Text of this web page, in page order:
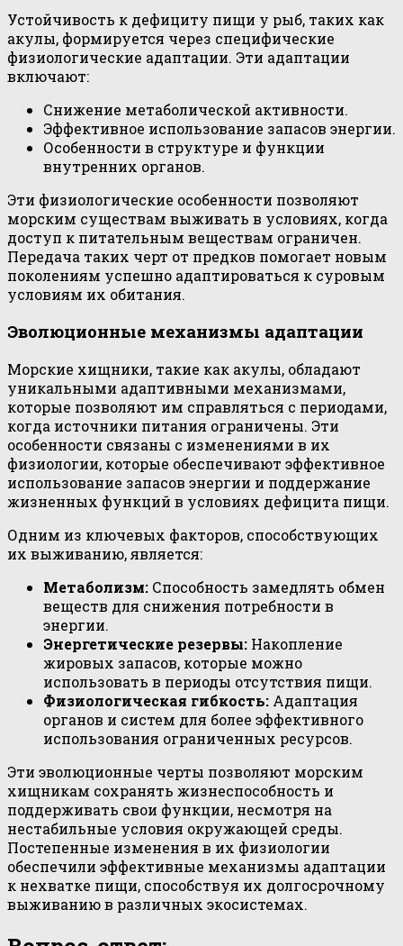
Устойчивость к дефициту пищи у рыб, таких как
акулы, формируется через специфические
физиологические адаптации. Эти адаптации
включают:
Снижение метаболической активности.
Эффективное использование запасов энергии.
Особенности в структуре и функции
внутренних органов.
Эти физиологические особенности позволяют
морским существам выживать в условиях, когда
доступ к питательным веществам ограничен.
Передача таких черт от предков помогает новым
поколениям успешно адаптироваться к суровым
условиям их обитания.
Эволюционные механизмы адаптации
Морские хищники, такие как акулы, обладают
уникальными адаптивными механизмами,
которые позволяют им справляться с периодами,
когда источники питания ограничены. Эти
особенности связаны с изменениями в их
физиологии, которые обеспечивают эффективное
использование запасов энергии и поддержание
жизненных функций в условиях дефицита пищи.
Одним из ключевых факторов, способствующих
их выживанию, является:
Метаболизм: Способность замедлять обмен
веществ для снижения потребности в
энергии.
Энергетические резервы: Накопление
жировых запасов, которые можно
использовать в периоды отсутствия пищи.
Физиологическая гибкость: Адаптация
органов и систем для более эффективного
использования ограниченных ресурсов.
Эти эволюционные черты позволяют морским
хищникам сохранять жизнеспособность и
поддерживать свои функции, несмотря на
нестабильные условия окружающей среды.
Постепенные изменения в их физиологии
обеспечили эффективные механизмы адаптации
к нехватке пищи, способствуя их долгосрочному
выживанию в различных экосистемах.